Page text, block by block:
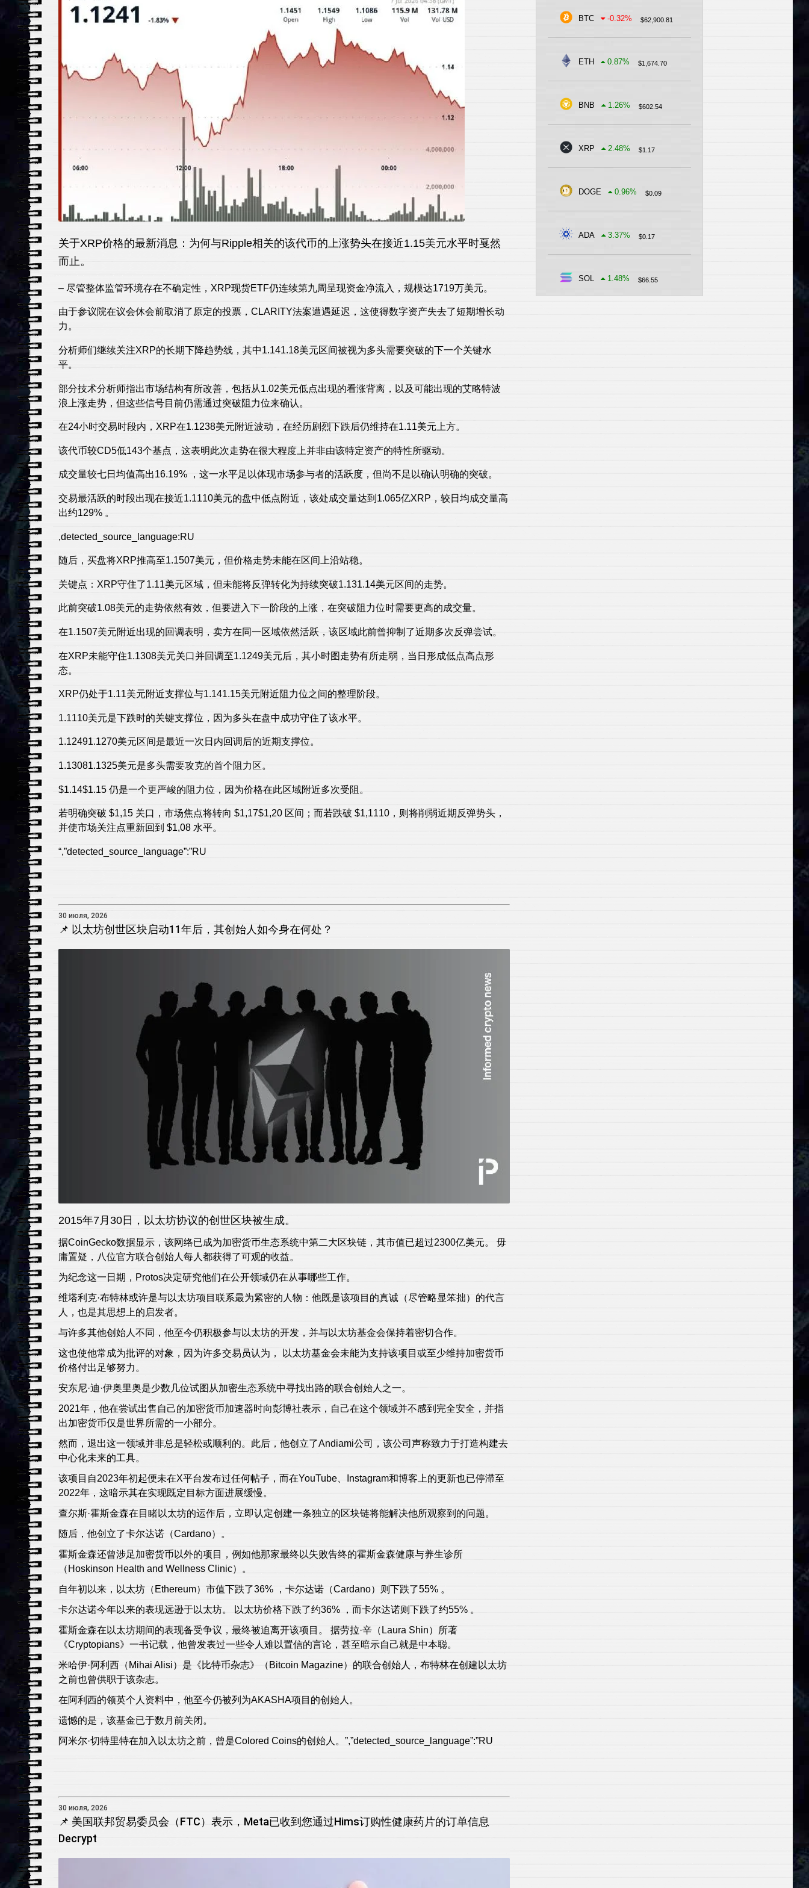
关于XRP价格的最新消息：为何与Ripple相关的该代币的上涨势头在接近1.15美元水平时戛然
而止。
– 尽管整体监管环境存在不确定性，XRP现货ETF仍连续第九周呈现资金净流入，规模达1719万美元。
由于参议院在议会休会前取消了原定的投票，CLARITY法案遭遇延迟，这使得数字资产失去了短期增长动
力。
分析师们继续关注XRP的长期下降趋势线，其中1.141.18美元区间被视为多头需要突破的下一个关键水
平。
部分技术分析师指出市场结构有所改善，包括从1.02美元低点出现的看涨背离，以及可能出现的艾略特波
浪上涨走势，但这些信号目前仍需通过突破阻力位来确认。
在24小时交易时段内，XRP在1.1238美元附近波动，在经历剧烈下跌后仍维持在1.11美元上方。
该代币较CD5低143个基点，这表明此次走势在很大程度上并非由该特定资产的特性所驱动。
成交量较七日均值高出16.19% ，这一水平足以体现市场参与者的活跃度，但尚不足以确认明确的突破。
交易最活跃的时段出现在接近1.1110美元的盘中低点附近，该处成交量达到1.065亿XRP，较日均成交量高
出约129% 。
,detected_source_language:RU
随后，买盘将XRP推高至1.1507美元，但价格走势未能在区间上沿站稳。
关键点：XRP守住了1.11美元区域，但未能将反弹转化为持续突破1.131.14美元区间的走势。
此前突破1.08美元的走势依然有效，但要进入下一阶段的上涨，在突破阻力位时需要更高的成交量。
在1.1507美元附近出现的回调表明，卖方在同一区域依然活跃，该区域此前曾抑制了近期多次反弹尝试。
在XRP未能守住1.1308美元关口并回调至1.1249美元后，其小时图走势有所走弱，当日形成低点高点形
态。
XRP仍处于1.11美元附近支撑位与1.141.15美元附近阻力位之间的整理阶段。
1.1110美元是下跌时的关键支撑位，因为多头在盘中成功守住了该水平。
1.12491.1270美元区间是最近一次日内回调后的近期支撑位。
1.13081.1325美元是多头需要攻克的首个阻力区。
$1.14$1.15 仍是一个更严峻的阻力位，因为价格在此区域附近多次受阻。
若明确突破 $1,15 关口，市场焦点将转向 $1,17$1,20 区间；而若跌破 $1,1110，则将削弱近期反弹势头，
并使市场关注点重新回到 $1,08 水平。
“,”detected_source_language”:”RU
30 июля, 2026
📌 以太坊创世区块启动11年后，其创始人如今身在何处？
2015年7月30日，以太坊协议的创世区块被生成。
据CoinGecko数据显示，该网络已成为加密货币生态系统中第二大区块链，其市值已超过2300亿美元。 毋
庸置疑，八位官方联合创始人每人都获得了可观的收益。
为纪念这一日期，Protos决定研究他们在公开领域仍在从事哪些工作。
维塔利克·布特林或许是与以太坊项目联系最为紧密的人物：他既是该项目的真诚（尽管略显笨拙）的代言
人，也是其思想上的启发者。
与许多其他创始人不同，他至今仍积极参与以太坊的开发，并与以太坊基金会保持着密切合作。
这也使他常成为批评的对象，因为许多交易员认为， 以太坊基金会未能为支持该项目或至少维持加密货币
价格付出足够努力。
安东尼·迪·伊奥里奥是少数几位试图从加密生态系统中寻找出路的联合创始人之一。
2021年，他在尝试出售自己的加密货币加速器时向彭博社表示，自己在这个领域并不感到完全安全，并指
出加密货币仅是世界所需的一小部分。
然而，退出这一领域并非总是轻松或顺利的。此后，他创立了Andiami公司，该公司声称致力于打造构建去
中心化未来的工具。
该项目自2023年初起便未在X平台发布过任何帖子，而在YouTube、Instagram和博客上的更新也已停滞至
2022年，这暗示其在实现既定目标方面进展缓慢。
查尔斯·霍斯金森在目睹以太坊的运作后，立即认定创建一条独立的区块链将能解决他所观察到的问题。
随后，他创立了卡尔达诺（Cardano）。
霍斯金森还曾涉足加密货币以外的项目，例如他那家最终以失败告终的霍斯金森健康与养生诊所
（Hoskinson Health and Wellness Clinic）。
自年初以来，以太坊（Ethereum）市值下跌了36% ，卡尔达诺（Cardano）则下跌了55% 。
卡尔达诺今年以来的表现远逊于以太坊。 以太坊价格下跌了约36% ，而卡尔达诺则下跌了约55% 。
霍斯金森在以太坊期间的表现备受争议，最终被迫离开该项目。 据劳拉·辛（Laura Shin）所著
《Cryptopians》一书记载，他曾发表过一些令人难以置信的言论，甚至暗示自己就是中本聪。
米哈伊·阿利西（Mihai Alisi）是《比特币杂志》（Bitcoin Magazine）的联合创始人，布特林在创建以太坊
之前也曾供职于该杂志。
在阿利西的领英个人资料中，他至今仍被列为AKASHA项目的创始人。
遗憾的是，该基金已于数月前关闭。
阿米尔·切特里特在加入以太坊之前，曾是Colored Coins的创始人。”,”detected_source_language”:”RU
30 июля, 2026
📌 美国联邦贸易委员会（FTC）表示，Meta已收到您通过Hims订购性健康药片的订单信息
Decrypt
$62,900.81
BTC -0.32%
$1,674.70
ETH 0.87%
$602.54
BNB 1.26%
$1.17
XRP 2.48%
$0.09
DOGE 0.96%
$0.17
ADA 3.37%
$66.55
SOL 1.48%